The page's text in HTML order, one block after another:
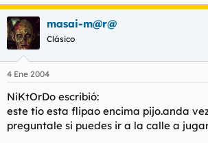
masai-m@r@
Clásico
4 Ene 2004
NiKtOrDo escribió:
este tio esta flipao encima pijo.anda
preguntale si puedes ir a la calle a